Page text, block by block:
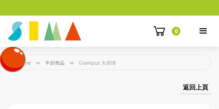
0
Home 全部商品 Grampus 大排球
返回上頁